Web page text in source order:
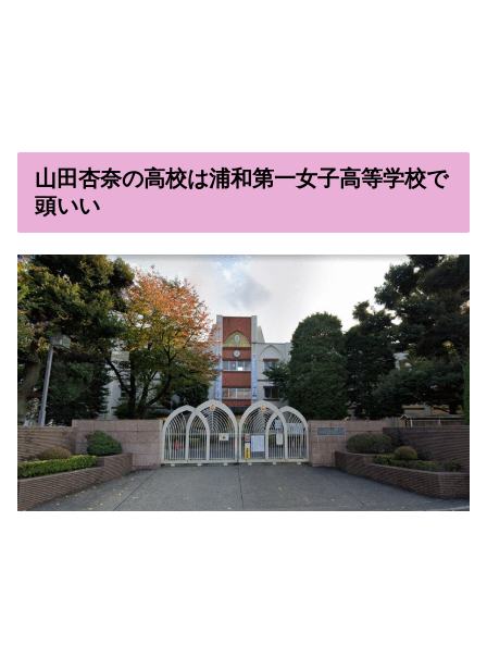
山田杏奈の高校は浦和第一女子高等学校で
頭いい